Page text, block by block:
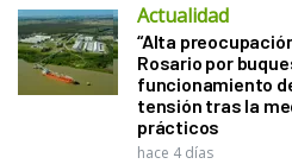
Actualidad
“Alta
Rosario por
funcionamiento
tensión tras la
prácticos
hace 4 días